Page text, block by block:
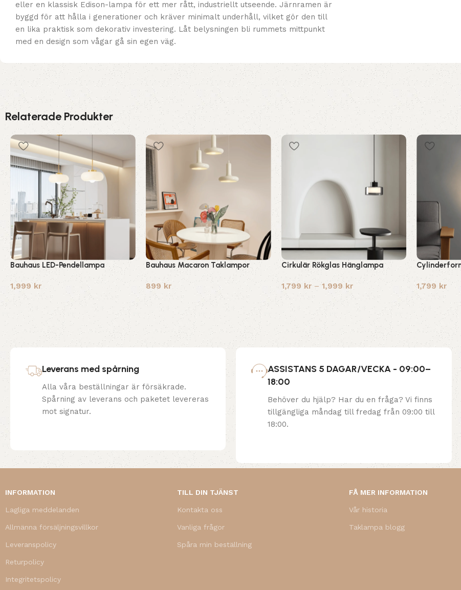
eller en klassisk Edison-lampa för ett mer rått, industriellt utseende. Järnramen är
byggd för att hålla i generationer och kräver minimalt underhåll, vilket gör den till
en lika praktisk som dekorativ investering. Låt belysningen bli rummets mittpunkt
med en design som vågar gå sin egen väg.
Relaterade Produkter
Bauhaus LED-Pendellampa
1,999kr
Bauhaus Macaron Taklampor
899kr
Cirkulär Rökglas Hänglampa
1,799 kr – 1,999 kr 1,799kr
Leverans med spårning
Alla våra beställningar är försäkrade.
Spårning av leverans och paketet levereras
mot signatur.
ASSISTANS 5 DAGAR/VECKA - 09:00–
18:00
Behöver du hjälp? Har du en fråga? Vi finns
tillgängliga måndag till fredag från 09:00 till
18:00.
INFORMATION
Lagliga meddelanden
Allmänna försäljningsvillkor
Leveranspolicy
Returpolicy
Integritetspolicy
TILL DIN TJÄNST
Kontakta oss
Vanliga frågor
Spåra min beställning
FÅ MER INFORMATION
Vår historia
Taklampa blogg